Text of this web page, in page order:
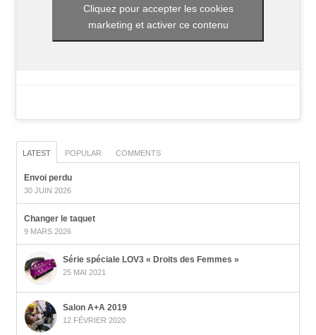
Cliquez pour accepter les cookies
marketing et activer ce contenu
LATEST POPULAR COMMENTS
Envoi perdu
30 JUIN 2026
Changer le taquet
9 MARS 2026
Série spéciale LOV3 « Droits des Femmes »
25 MAI 2021
Salon A+A 2019
12 FÉVRIER 2020